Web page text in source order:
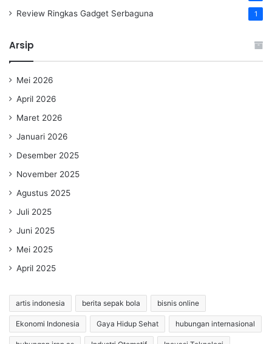
Review Ringkas Gadget Serbaguna 1
Arsip
Mei 2026
April 2026
Maret 2026
Januari 2026
Desember 2025
November 2025
Agustus 2025
Juli 2025
Juni 2025
Mei 2025
April 2025
artis indonesia berita sepak bola bisnis online
Ekonomi Indonesia Gaya Hidup Sehat hubungan internasional